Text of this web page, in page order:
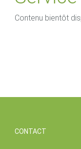
Contenu bientôt
CONTACT